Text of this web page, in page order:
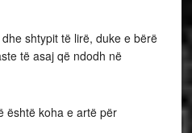
shtypit të lirë, duke e bërë
të asaj që ndodh në
është koha e artë për